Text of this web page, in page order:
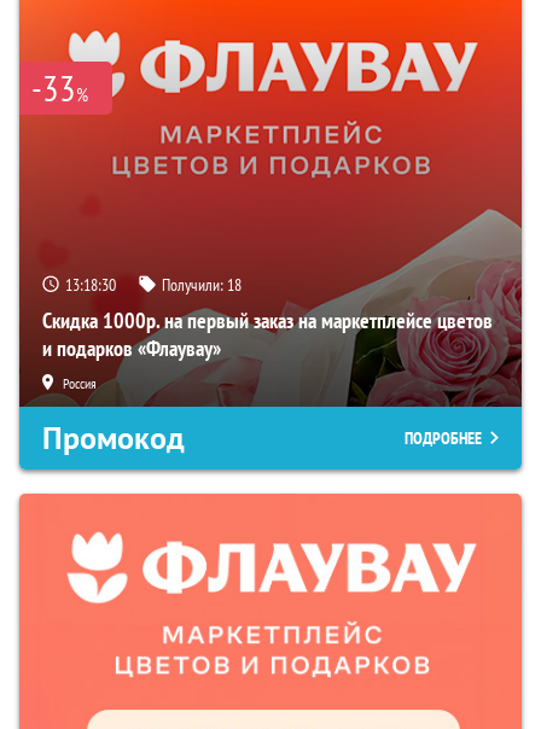
-33%
13:18:29 Получили: 18
Скидка 1000р. на первый заказ на маркетплейсе цветов
и подарков «Флаувау»
Россия
Промокод ПОДРОБНЕЕ